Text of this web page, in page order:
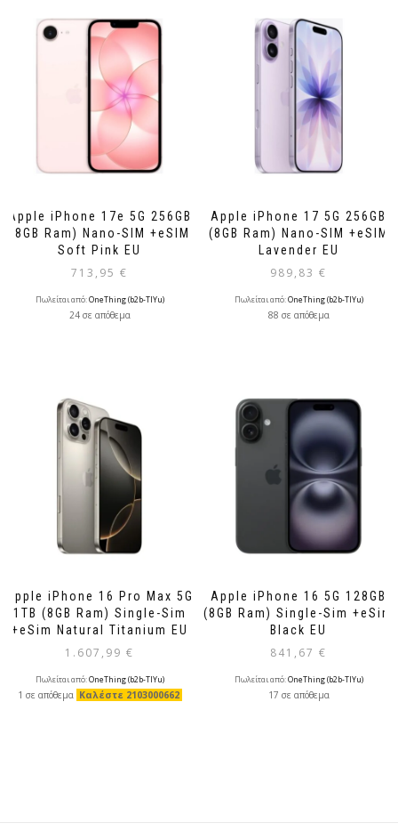
Apple iPhone 17e 5G 256GB
(8GB Ram) Nano-SIM +eSIM
Soft Pink EU
713,95 €
Πωλείται από:OneThing (b2b-TlYu)
24 σε απόθεμα
Apple iPhone 17 5G 256GB
(8GB Ram) Nano-SIM +eSIM
Lavender EU
989,83 €
Πωλείται από:OneThing (b2b-TlYu)
88 σε απόθεμα
Apple iPhone 16 Pro Max 5G
1TB (8GB Ram) Single-Sim
+eSim Natural Titanium EU
1.607,99 €
Πωλείται από:OneThing (b2b-TlYu)
1 σε απόθεμα Καλέστε 2103000662
Apple iPhone 16 5G 128GB
(8GB Ram) Single-Sim +eSim
Black EU
841,67 €
Πωλείται από:OneThing (b2b-TlYu)
17 σε απόθεμα